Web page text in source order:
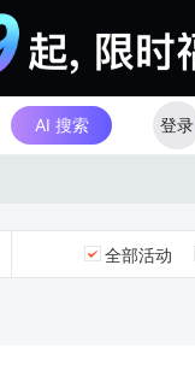
AI 搜索 登录
全部活动